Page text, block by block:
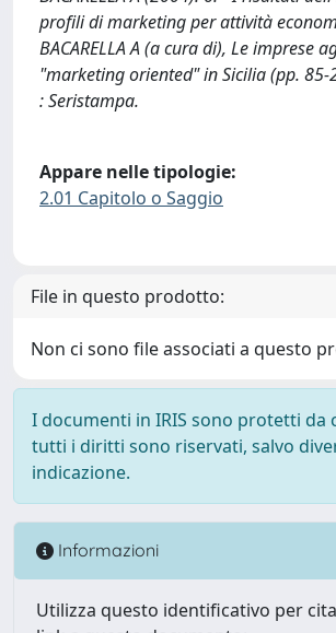
profili di marketing per attività
BACARELLA A (a cura di), Le imprese
"marketing oriented" in Sicilia (pp. 85-
: Seristampa.
Appare nelle tipologie:
2.01 Capitolo o Saggio
File in questo prodotto:
Non ci sono file associati a questo
I documenti in IRIS sono protetti da
tutti i diritti sono riservati, salvo
indicazione.
Informazioni
Utilizza questo identificativo per